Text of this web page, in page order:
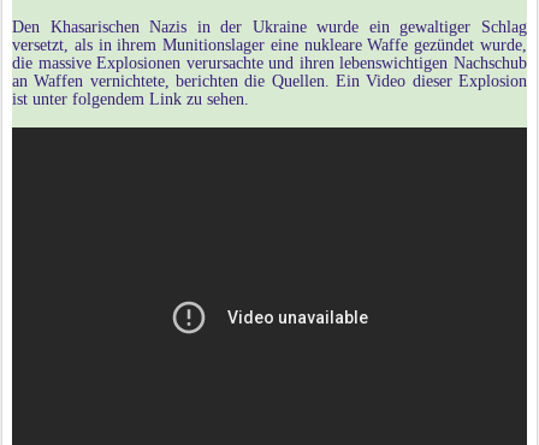
Den Khasarischen Nazis in der Ukraine wurde ein gewaltiger Schlag
versetzt, als in ihrem Munitionslager eine nukleare Waffe gezündet wurde,
die massive Explosionen verursachte und ihren lebenswichtigen Nachschub
an Waffen vernichtete, berichten die Quellen. Ein Video dieser Explosion
ist unter folgendem Link zu sehen.